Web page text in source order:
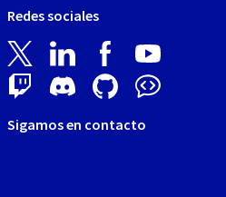
Redes sociales
Sigamos en contacto